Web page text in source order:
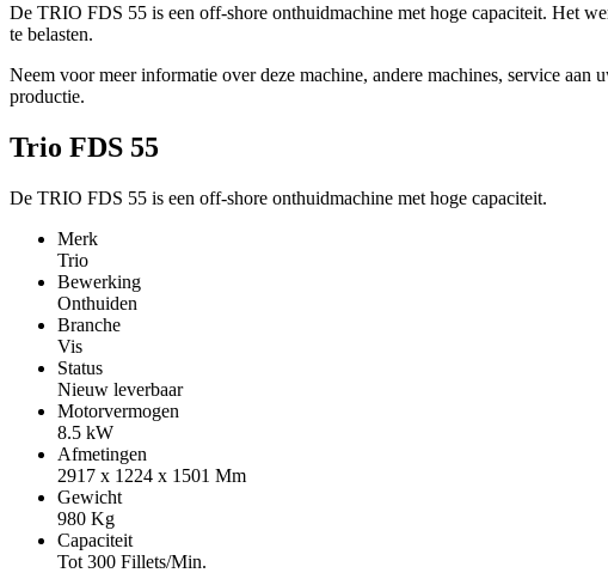
De TRIO FDS 55 is een off-shore onthuidmachine met hoge capaciteit. Het
te belasten.
Neem voor meer informatie over deze machine, andere machines, service aan
productie.
Trio FDS 55
De TRIO FDS 55 is een off-shore onthuidmachine met hoge capaciteit.
Merk
Trio
Bewerking
Onthuiden
Branche
Vis
Status
Nieuw leverbaar
Motorvermogen
8.5 kW
Afmetingen
2917 x 1224 x 1501 Mm
Gewicht
980 Kg
Capaciteit
Tot 300 Fillets/Min.